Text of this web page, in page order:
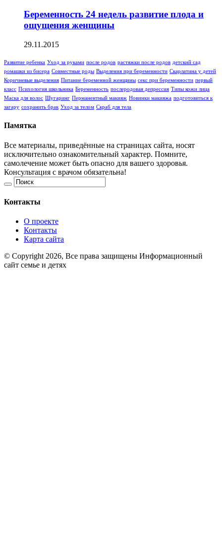
Беременность 24 недель развитие плода и
ощущения женщины
29.11.2015
Развитие ребенка Уход за руками после родов растяжки после родов детский сад
ромашки из бисера Совместные роды Выделения при беременности Скарлатина у детей
Коричневые выделения Питание беременной женщины секс при беременности первый
класс Психология школьника Беременность послеродовая депрессия Типы кожи лица
Маска для волос Шугаринг Перманентный макияж Новинки макияжа подготовиться к
загару сохранить брак Уход за телом Скраб для тела
Памятка
Все материалы, приведённые на страницах сайта, носят
исключительно ознакомительный характер. Помните,
самолечение может быть опасно для вашего здоровья.
Консультация с врачом обязательна!
Контакты
О проекте
Контакты
Карта сайта
© Copyright 2026, Все права защищены Информационный
сайт семье и детях